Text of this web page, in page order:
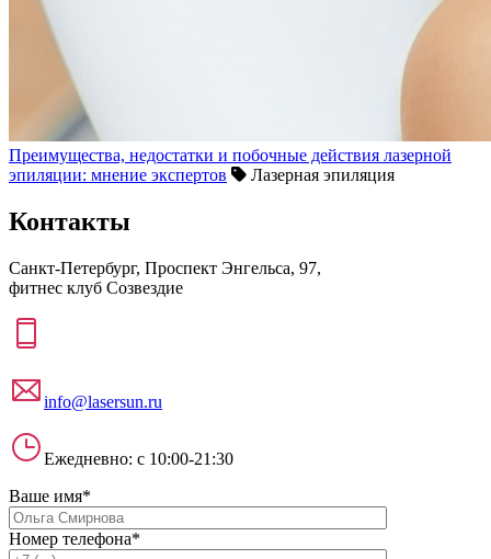
Преимущества, недостатки и побочные действия лазерной
эпиляции: мнение экспертов
Лазерная эпиляция
Контакты
Санкт-Петербург, Проспект Энгельса, 97,
фитнес клуб Созвездие
info@lasersun.ru
Ежедневно: с 10:00-21:30
Ваше имя*
Номер телефона*